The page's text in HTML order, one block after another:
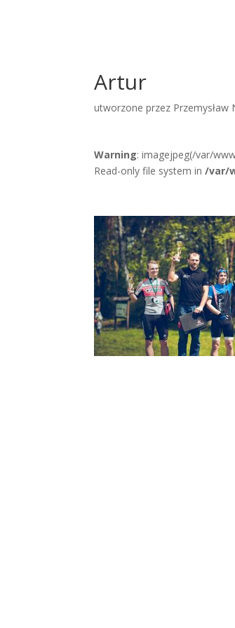
Artur
utworzone przez Przemysław
Warning: imagejpeg(/var/
Read-only file system in/var/